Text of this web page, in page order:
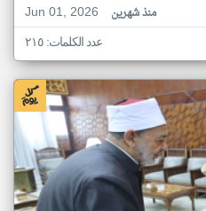
Jun 01, 2026
منذ شهرين
عدد الكلمات: ٢١٥